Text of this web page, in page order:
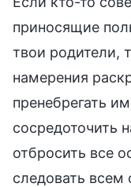
приносящие
твои родители,
намерения
пренебрегать
сосредоточить
отбросить все
следовать всем